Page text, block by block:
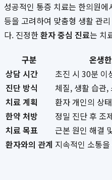
성공적인 통증 치료는 한의원
등을 고려하여 맞춤형 생활 관
다. 진정한환자 중심 진료는 치
구분 온생
상담 시간
초진 시 30분 이
진단 방식
체질, 생활 습관
치료 계획
환자 개인의 상
한약 처방
정밀 진단 후 조
치료 목표
근본 원인 해결
환자와의 관계 지속적인 소통